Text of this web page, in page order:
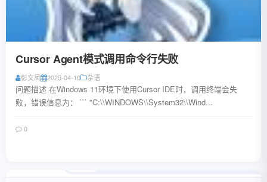
Cursor Agent模式调用命令行失败
彭文凤 2025-04-10 杂语
问题描述 在Windows 11环境下使用Cursor IDE时，调用终端会失
败，错误信息为： ``` "C:\\WINDOWS\\System32\\Wind...
0